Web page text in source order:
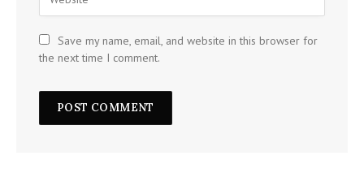
Save my name, email, and website in this browser for
the next time I comment.